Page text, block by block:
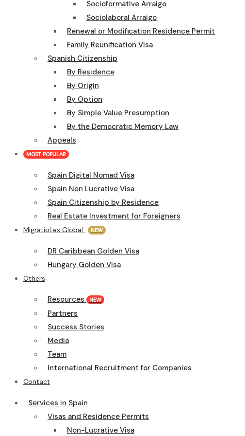
Socioformative Arraigo
Sociolaboral Arraigo
Renewal or Modification Residence Permit
Family Reunification Visa
Spanish Citizenship
By Residence
By Origin
By Option
By Simple Value Presumption
By the Democratic Memory Law
Appeals
MOST POPULAR
Spain Digital Nomad Visa
Spain Non Lucrative Visa
Spain Citizenship by Residence
Real Estate Investment for Foreigners
MigratioLex Global NEW
DR Caribbean Golden Visa
Hungary Golden Visa
Others
Resources NEW
Partners
Success Stories
Media
Team
International Recruitment for Companies
Contact
Services in Spain
Visas and Residence Permits
Non-Lucrative Visa